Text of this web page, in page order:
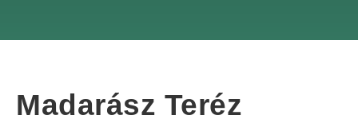
Madarász Teréz